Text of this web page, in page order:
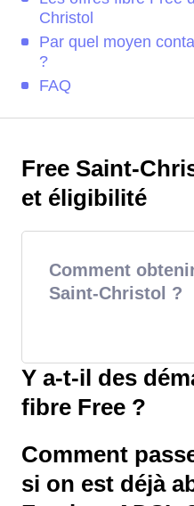
Christol
Par quel moyen
?
FAQ
Free Saint-
et éligibilité
Comment
Saint-Christol ?
Y a-t-il des
fibre Free ?
Comment
si on est déjà